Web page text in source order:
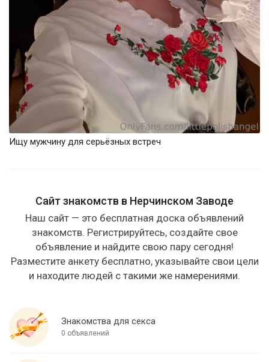
Ищу мужчину для серьёзных встреч
Сайт знакомств в Нерчинском Заводе
Наш сайт — это бесплатная доска объявлений
знакомств. Регистрируйтесь, создайте свое
объявление и найдите свою пару сегодня!
Разместите анкету бесплатно, указывайте свои цели
и находите людей с такими же намерениями.
Знакомства для секса
0 объявлений